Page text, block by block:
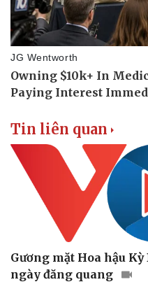
Sức khỏe
Dinh dưỡng - món ngon
Sản phụ khoa
Nhi khoa
Nam khoa
Tin liên quan
Gương mặt Hoa hậu
ngày đăng quang